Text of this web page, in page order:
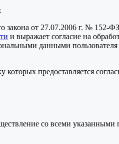
закона от 27.07.2006 г. № 152-
и выражает согласие на
данными
предоставляется
со всеми